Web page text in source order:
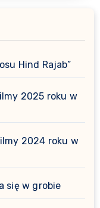
Hind Rajab”
2025 roku w
2024 roku w
się w grobie